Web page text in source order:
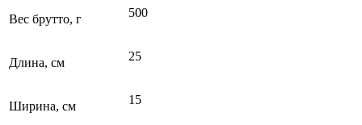
Вес брутто, г 500
Длина, см 25
Ширина, см 15